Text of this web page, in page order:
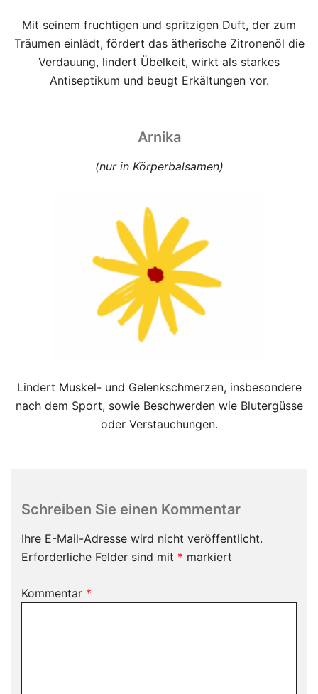
Mit seinem fruchtigen und spritzigen Duft, der zum
Träumen einlädt, fördert das ätherische Zitronenöl die
Verdauung, lindert Übelkeit, wirkt als starkes
Antiseptikum und beugt Erkältungen vor.
Arnika
(nur in Körperbalsamen)
Lindert Muskel- und Gelenkschmerzen, insbesondere
nach dem Sport, sowie Beschwerden wie Blutergüsse
oder Verstauchungen.
Schreiben Sie einen Kommentar
Ihre E-Mail-Adresse wird nicht veröffentlicht.
Erforderliche Felder sind mit * markiert
Kommentar *